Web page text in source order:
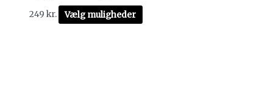
249 kr. Vælg muligheder